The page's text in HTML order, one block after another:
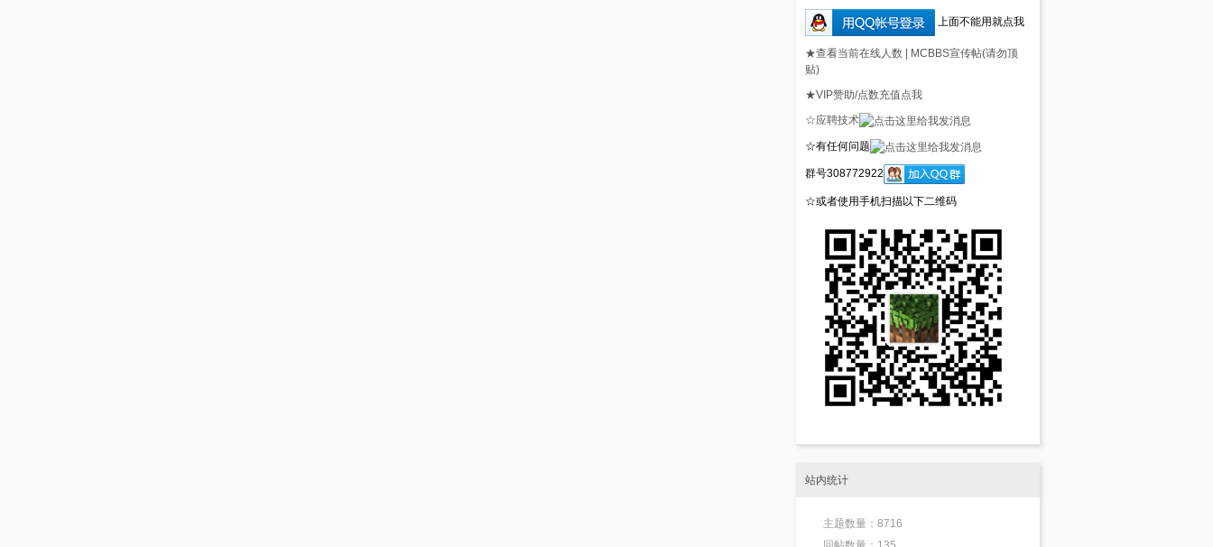
上面不能用就点我
★查看当前在线人数
MCBBS宣传帖(请勿顶
贴)
★VIP赞助/点数充值点我
☆应聘技术
☆有任何问题
群号308772922
☆或者使用手机扫描以下二维码
站内统计
主题数量：8716